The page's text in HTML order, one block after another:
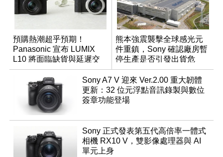
預購熱潮超乎預期！
Panasonic 宣布 LUMIX
L10 將面臨缺貨與延遲交
貨時間
熊本強震襲擊全球感光元
件重鎮，Sony 確認廠房暫
停生產是否引發出貨危
機？
Sony A7 V 迎來 Ver.2.00 重大韌體
更新：32 位元浮點音訊錄製與數位
簽章功能登場
Sony 正式發表第五代高倍率一體式
相機 RX10 V，雙影像處理器與 AI
單元上身